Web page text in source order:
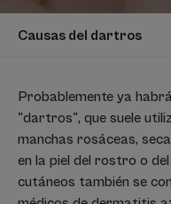
Causas del dartros
Probablemente ya
"dartros", que suele
manchas rosáceas,
en la piel del rostro o
cutáneos también se